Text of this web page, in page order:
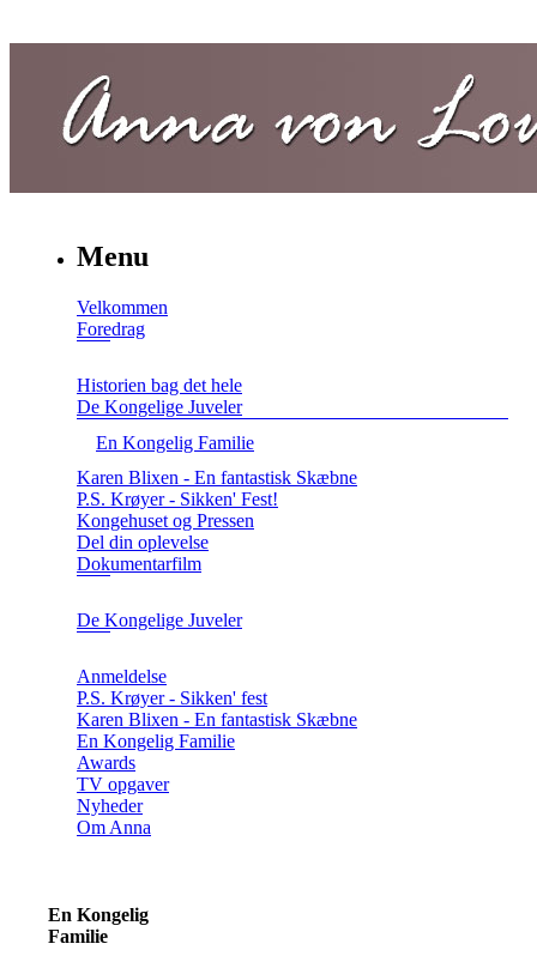
Menu
Velkommen
Foredrag
Historien bag det hele
De Kongelige Juveler
En Kongelig Familie
Karen Blixen - En fantastisk Skæbne
P.S. Krøyer - Sikken' Fest!
Kongehuset og Pressen
Del din oplevelse
Dokumentarfilm
De Kongelige Juveler
Anmeldelse
P.S. Krøyer - Sikken' fest
Karen Blixen - En fantastisk Skæbne
En Kongelig Familie
Awards
TV opgaver
Nyheder
Om Anna
En Kongelig
Familie